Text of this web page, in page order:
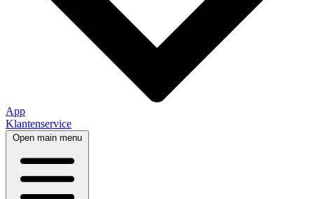
App
Klantenservice
Open main menu